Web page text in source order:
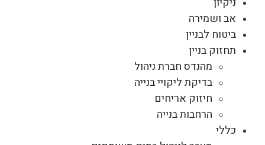
אב ושמירה
ביטוח לבניין
תחזוק בניין
מהנדס חברת ניהול
בדיקת ליקויי בנייה
חיזוק אריחים
הרחבות בנייה
כללי